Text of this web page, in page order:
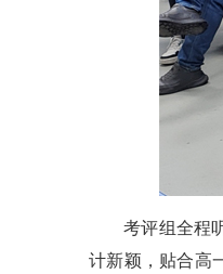
考评组全程
计新颖，贴合高